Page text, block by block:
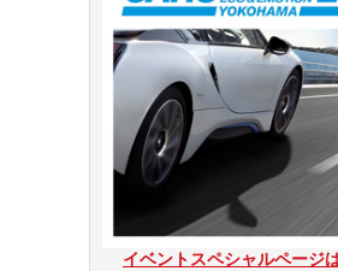
イベントスペシャルページ